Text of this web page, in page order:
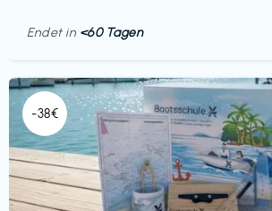
Endet in <60 Tagen
-38€